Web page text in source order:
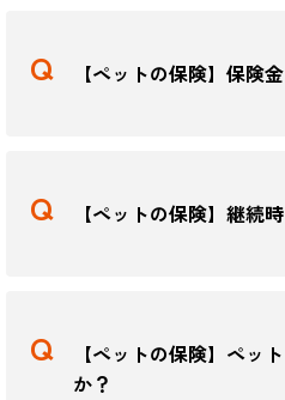
【ペットの保険】保険
【ペットの保険】継続
【ペットの保険】ペッ
か？